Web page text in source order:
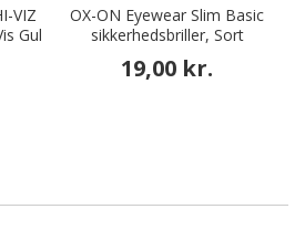
VIZ
Gul
OX-ON Eyewear Slim Basic
sikkerhedsbriller, Sort
19,00 kr.